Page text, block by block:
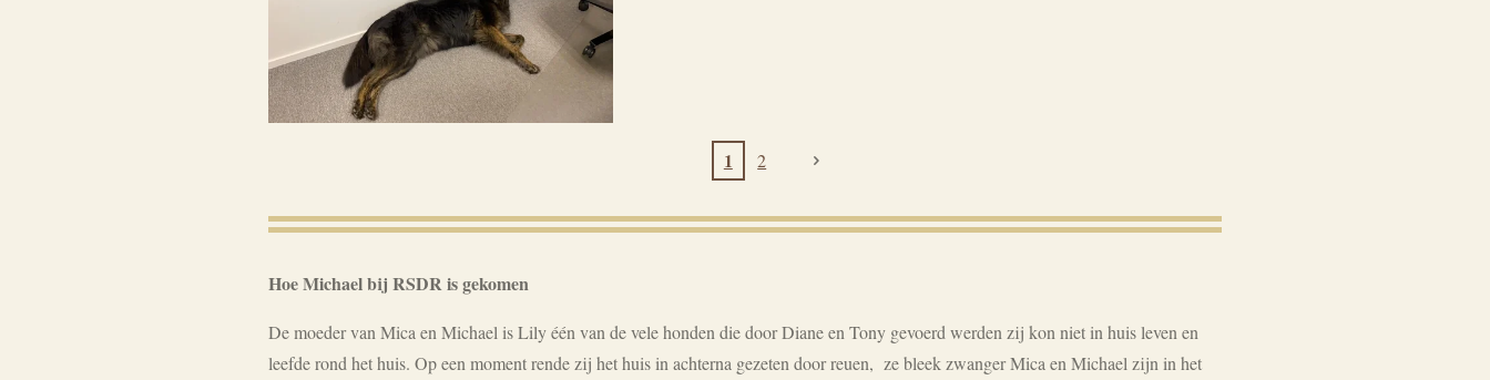
1 2
Hoe Michael bij RSDR is gekomen
De moeder van Mica en Michael is Lily één van de vele honden die door Diane en Tony gevoerd werden zij kon niet in huis leven en
leefde rond het huis. Op een moment rende zij het huis in achterna gezeten door reuen, ze bleek zwanger Mica en Michael zijn in het